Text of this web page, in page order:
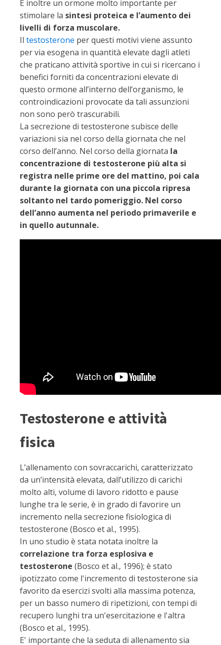
È inoltre un ormone molto importante per
stimolare la sintesi proteica e l’aumento dei
livelli di forza muscolare.
Il testosterone per questi motivi viene assunto
per via esogena in quantità elevate dagli atleti
che praticano attività sportive in cui si ricercano i
benefici forniti da concentrazioni elevate di
questo ormone all’interno dell’organismo, le
controindicazioni provocate da tali assunzioni
non sono però trascurabili.
La secrezione di testosterone subisce delle
variazioni sia nel corso della giornata che nel
corso dell’anno. Nel corso della giornata la
concentrazione di testosterone più alta si
registra nelle prime ore del mattino, poi cala
durante la giornata con una piccola ripresa
soltanto nel tardo pomeriggio. Nel corso
dell’anno aumenta nel periodo primaverile e
in quello autunnale.
Testosterone e attività
fisica
L’allenamento con sovraccarichi, caratterizzato
da un’intensità elevata, dall’utilizzo di carichi
molto alti, volume di lavoro ridotto e pause
lunghe tra le serie, è in grado di favorire un
incremento nella secrezione fisiologica di
testosterone (Bosco et al., 1995).
In uno studio è stata notata inoltre la
correlazione tra forza esplosiva e
testosterone (Bosco et al., 1996); è stato
ipotizzato come l'incremento di testosterone sia
favorito da esercizi svolti alla massima potenza,
per un basso numero di ripetizioni, con tempi di
recupero lunghi tra un'esercitazione e l'altra
(Bosco et al., 1995).
E' importante che la seduta di allenamento sia